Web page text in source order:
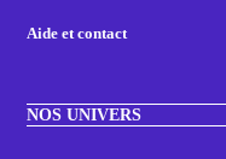
Aide et contact
NOS UNIVERS